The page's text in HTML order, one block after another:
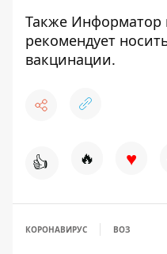
Также Информатор
рекомендует
вакцинации.
👍 🔥 ♥
КОРОНАВИРУС ВОЗ